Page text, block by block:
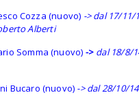
Cozza (nuovo) -> dal 17/11/
Alberti
Somma (nuovo) -> dal 18/8/
Bucaro (nuovo) -> dal 28/10/